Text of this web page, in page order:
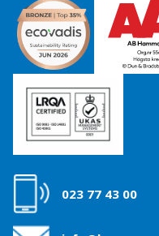
023 77 43 00